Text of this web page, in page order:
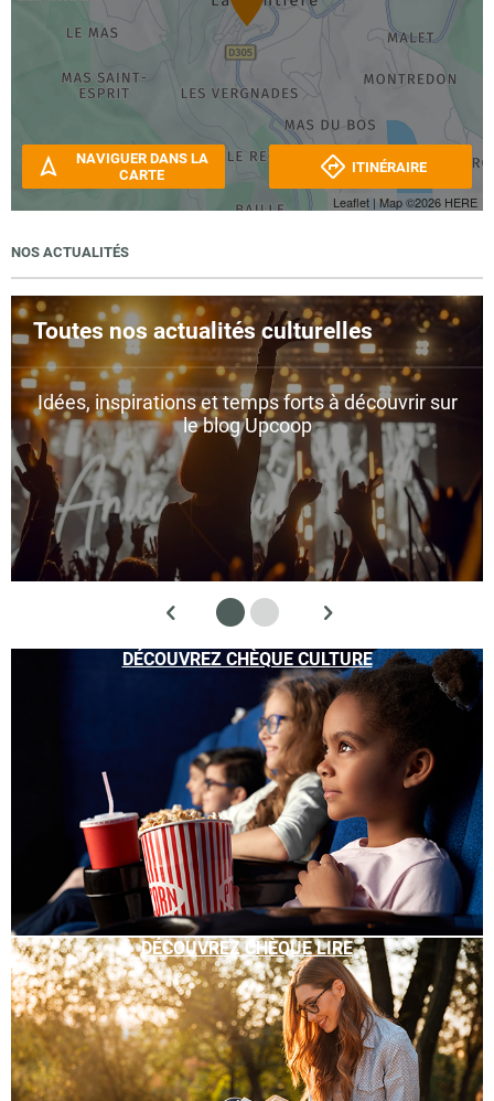
Leaflet | Map ©2026 HERE
NAVIGUER DANS LA
CARTE
ITINÉRAIRE
NOS ACTUALITÉS
Toutes nos actualités culturelles
Idées, inspirations et temps forts à découvrir sur
le blog Upcoop
DÉCOUVREZ CHÈQUE CULTURE
DÉCOUVREZ CHÈQUE LIRE